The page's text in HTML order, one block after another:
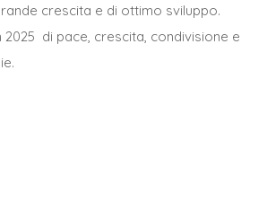
crescita e di ottimo sviluppo.
2025 di pace, crescita, condivisione e